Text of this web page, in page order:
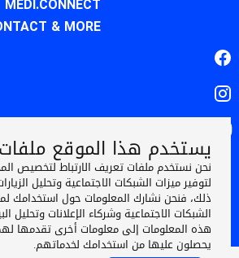
يستخدم هذا الموقع ملفات
نحن نستخدم ملفات تعريف الارتباط لتخصيص
لتوفير ميزات الشبكات الاجتماعية وتحليل
ذلك، فنحن نشارك المعلومات حول استخدامك
الشبكات الاجتماعية وشركاء الإعلانات وتحليل
هذه المعلومات إلى معلومات أخرى تقدمها
يحصلون عليها من استخدامك لخدماتهم.
& MORE
Facebook
Instagram
YouTube
المعلومات القانونية
سياسة ملفات تعريف
حماية البيانات
الشروط والأحكام
©
2026 PAUL HARTMANN Middle East
Helps. Cares. Protects